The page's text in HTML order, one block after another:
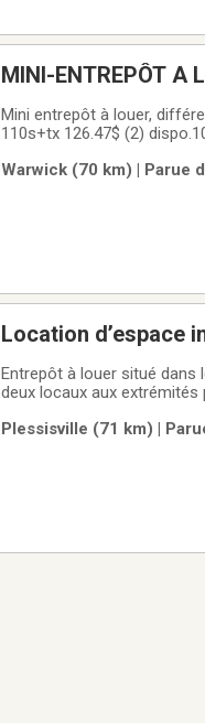
MINI-ENTREPÔT A
Mini entrepôt à louer,
110s+tx 126.47$ (2)
d’échangeur d’airSystème
Warwick (70 km) | Parue
Location d’espace
Entrepôt à louer situé dans
deux locaux aux
facilement être divisé.
Plessisville (71 km) |